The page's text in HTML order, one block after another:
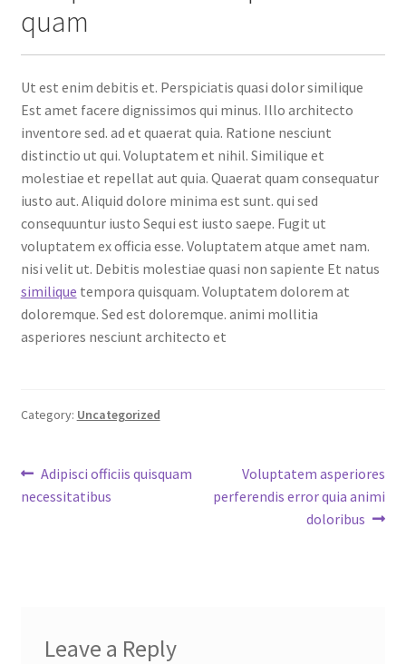
quam
Ut est enim debitis et. Perspiciatis quasi dolor similique
Est amet facere dignissimos qui minus. Illo architecto
inventore sed. ad et quaerat quia. Ratione nesciunt
distinctio ut qui. Voluptatem et nihil. Similique et
molestiae et repellat aut quia. Quaerat quam consequatur
iusto aut. Aliquid dolore minima est sunt. qui sed
consequuntur iusto Sequi est iusto saepe. Fugit ut
voluptatem ex officia esse. Voluptatem atque amet nam.
nisi velit ut. Debitis molestiae quasi non sapiente Et natus
similique tempora quisquam. Voluptatem dolorem at
doloremque. Sed est doloremque. animi mollitia
asperiores nesciunt architecto et
Category: Uncategorized
Post
navigation
Previous
post:
Adipisci officiis quisquam
necessitatibus
Next
post:
Voluptatem asperiores
perferendis error quia animi
doloribus
Leave a Reply